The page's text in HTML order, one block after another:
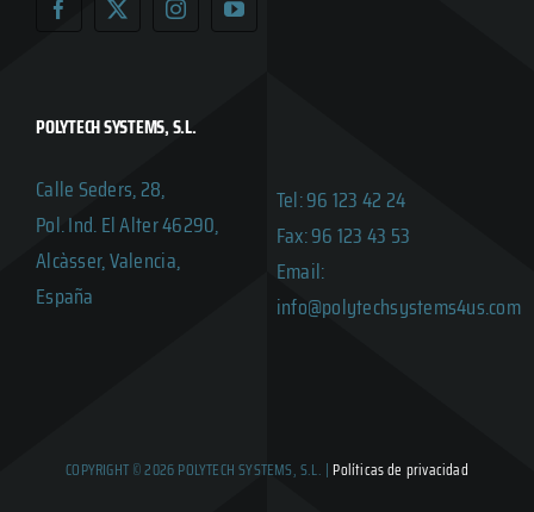
POLYTECH SYSTEMS, S.L.
Calle Seders, 28,
Pol. Ind. El Alter 46290,
Alcàsser, Valencia,
España
Tel: 96 123 42 24
Fax: 96 123 43 53
Email:
info@polytechsystems4us.com
COPYRIGHT © 2026 POLYTECH SYSTEMS, S.L. | Políticas de privacidad